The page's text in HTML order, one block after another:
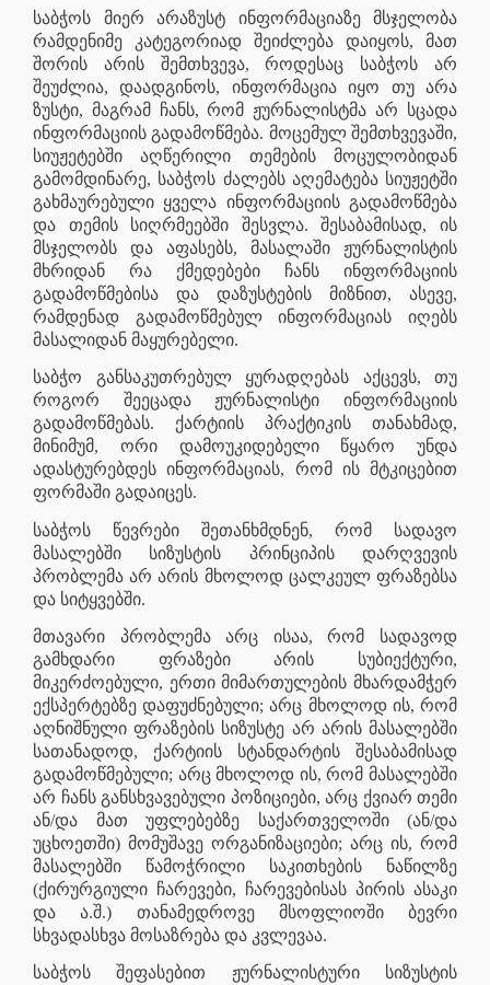
საბჭოს მიერ არაზუსტ ინფორმაციაზე მსჯელობა
რამდენიმე კატეგორიად შეიძლება დაიყოს, მათ
შორის არის შემთხვევა, როდესაც საბჭოს არ
შეუძლია, დაადგინოს, ინფორმაცია იყო თუ არა
ზუსტი, მაგრამ ჩანს, რომ ჟურნალისტმა არ სცადა
ინფორმაციის გადამოწმება. მოცემულ შემთხვევაში,
სიუჟეტებში აღწერილი თემების მოცულობიდან
გამომდინარე, საბჭოს ძალებს აღემატება სიუჟეტში
გახმაურებული ყველა ინფორმაციის გადამოწმება
და თემის სიღრმეებში შესვლა. შესაბამისად, ის
მსჯელობს და აფასებს, მასალაში ჟურნალისტის
მხრიდან რა ქმედებები ჩანს ინფორმაციის
გადამოწმებისა და დაზუსტების მიზნით, ასევე,
რამდენად გადამოწმებულ ინფორმაციას იღებს
მასალიდან მაყურებელი.
საბჭო განსაკუთრებულ ყურადღებას აქცევს, თუ
როგორ შეეცადა ჟურნალისტი ინფორმაციის
გადამოწმებას. ქარტიის პრაქტიკის თანახმად,
მინიმუმ, ორი დამოუკიდებელი წყარო უნდა
ადასტურებდეს ინფორმაციას, რომ ის მტკიცებით
ფორმაში გადაიცეს.
საბჭოს წევრები შეთანხმდნენ, რომ სადავო
მასალებში სიზუსტის პრინციპის დარღვევის
პრობლემა არ არის მხოლოდ ცალკეულ ფრაზებსა
და სიტყვებში.
მთავარი პრობლემა არც ისაა, რომ სადავოდ
გამხდარი ფრაზები არის სუბიექტური,
მიკერძოებული, ერთი მიმართულების მხარდამჭერ
ექსპერტებზე დაფუძნებული; არც მხოლოდ ის, რომ
აღნიშნული ფრაზების სიზუსტე არ არის მასალებში
სათანადოდ, ქარტიის სტანდარტის შესაბამისად
გადამოწმებული; არც მხოლოდ ის, რომ მასალებში
არ ჩანს განსხვავებული პოზიციები, არც ქვიარ თემი
ან/და მათ უფლებებზე საქართველოში (ან/და
უცხოეთში) მომუშავე ორგანიზაციები; არც ის, რომ
მასალებში წამოჭრილი საკითხების ნაწილზე
(ქირურგიული ჩარევები, ჩარევებისას პირის ასაკი
და ა.შ.) თანამედროვე მსოფლიოში ბევრი
სხვადასხვა მოსაზრება და კვლევაა.
საბჭოს შეფასებით ჟურნალისტური სიზუსტის